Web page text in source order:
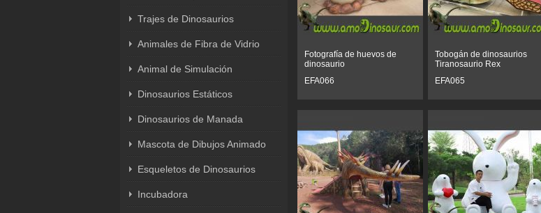
Trajes de Dinosaurios
Animales de Fibra de Vidrio
Animal de Simulación
Dinosaurios Estáticos
Dinosaurios de Manada
Mascota de Dibujos Animado
Esqueletos de Dinosaurios
Incubadora
Fotografía de huevos de
dinosaurio
EFA066
Tobogán de dinosaurios
Tiranosaurio Rex
EFA065